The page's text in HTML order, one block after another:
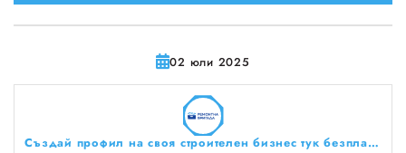
02 юли 2025
Създай профил на своя строителен бизнес тук безплатно!